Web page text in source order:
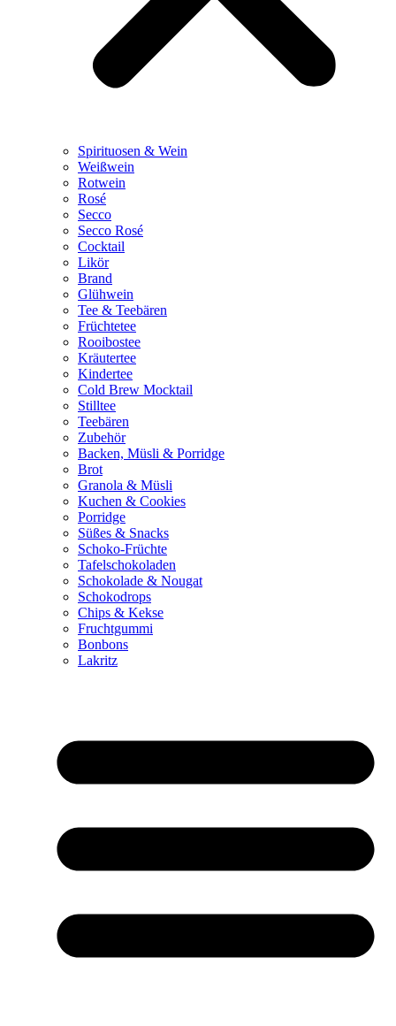
Spirituosen & Wein
Weißwein
Rotwein
Rosé
Secco
Secco Rosé
Cocktail
Likör
Brand
Glühwein
Tee & Teebären
Früchtetee
Rooibostee
Kräutertee
Kindertee
Cold Brew Mocktail
Stilltee
Teebären
Zubehör
Backen, Müsli & Porridge
Brot
Granola & Müsli
Kuchen & Cookies
Porridge
Süßes & Snacks
Schoko-Früchte
Tafelschokoladen
Schokolade & Nougat
Schokodrops
Chips & Kekse
Fruchtgummi
Bonbons
Lakritz